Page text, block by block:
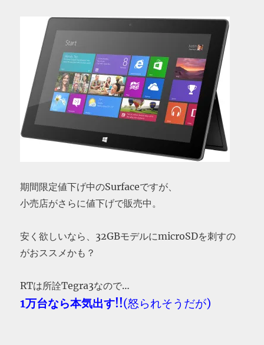
期間限定値下げ中のSurfaceですが、
小売店がさらに値下げで販売中。
安く欲しいなら、32GBモデルにmicroSDを刺すの
がおススメかも？
RTは所詮Tegra3なので…
1万台なら本気出す!!(怒られそうだが)